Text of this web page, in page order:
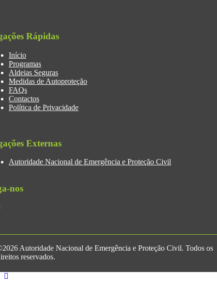
Rápidas
Início
Programas
Aldeias Seguras
Medidas de Autoproteção
FAQs
Contactos
Política de Privacidade
Externas
Autoridade Nacional de Emergência e Proteção Civil
nos
Autoridade Nacional de Emergência e Proteção Civil. Todos os
reservados.